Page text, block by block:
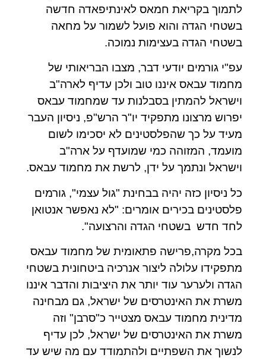
לתמוך בקריאת חמאס לאינתיפאדה חדשה
בשטחי הגדה והוא פועל לשמור על מחאה
בשטחי הגדה בעצימות נמוכה.
עפ"י גורמים יודעי דבר, מצבו הבריאותי של
מחמוד עבאס איננו טוב ולכן עדיף לארה"ב
וישראל להמתין בסבלנות עד שמחמוד עבאס
יפרוש מרצונו מתפקיד יו"ר הרש"פ, ניסיון העבר
מעיד על כך שהפלסטינים לא יסכימו לשום
מועמד, המזוהה כמי שמועדף על ארה"ב
וישראל ונתמך על ידן, לרשת את מחמוד עבאס.
כל ניסיון כזה יהיה בבחינת "גול עצמי", גורמים
פלסטינים בכירים אומרים: "לא נאפשר אנטואן
לחד חדש בשטחי הגדה והרצועה".
בכל מקרה,פרישה פתאומית של מחמוד עבאס
מתפקידו עלולה ליצור אנרכיה ביטחונית בשטחי
הגדה ולערער עוד יותר את היציבות והדבר איננו
משרת את האינטרסים של ישראל, גם מבחינה
מדינית מחמוד עבאס מצטייר כ"סרבן" וזה
משרת את האינטרסים של ישראל, לכן עדיף
לנשוך את השפתיים ולהתמודד עם מה שיש עד